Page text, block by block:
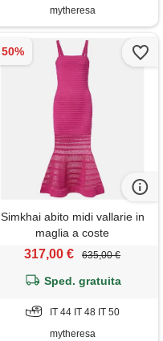
mytheresa
Simkhai abito midi vallarie in
maglia a coste
317,00 € 635,00 €
Sped. gratuita
IT 44 IT 48 IT 50
mytheresa